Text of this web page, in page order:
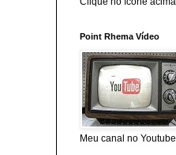
Point Rhema Vídeo
Meu canal no Youtube